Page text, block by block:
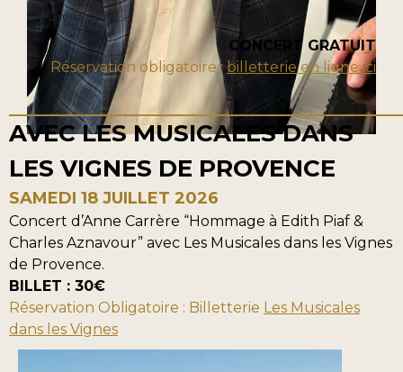
Lire la suite
CONCERT GRATUIT
Réservation obligatoire : billetterie en ligne ici
AVEC LES MUSICALES DANS
LES VIGNES DE PROVENCE
SAMEDI 18 JUILLET 2026
Concert d’Anne Carrère “Hommage à Edith Piaf &
Charles Aznavour” avec Les Musicales dans les Vignes
de Provence.
BILLET : 30€
Réservation Obligatoire : Billetterie Les Musicales
dans les Vignes